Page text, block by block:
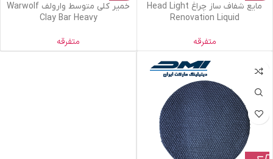
مایع شفاف ساز چراغ Head Light
Renovation Liquid
متفرقه
خمیر کلی متوسط وارولف Warwolf
Clay Bar Heavy
متفرقه